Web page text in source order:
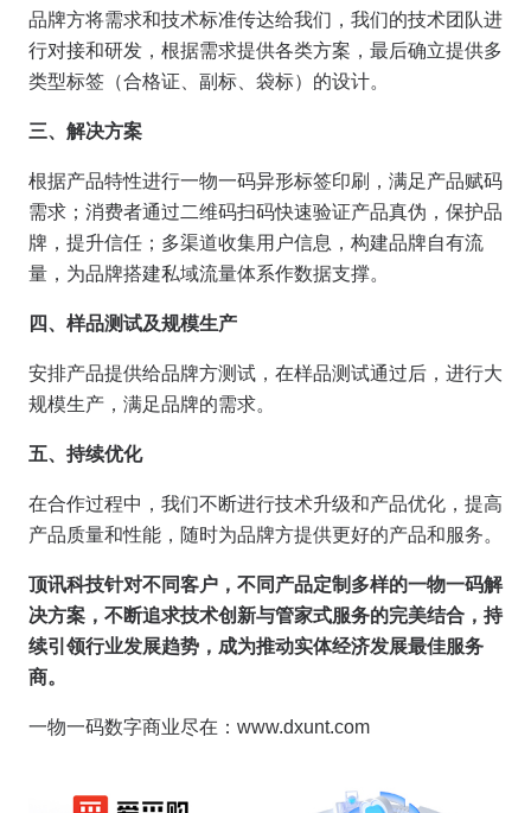
品牌方将需求和技术标准传达给我们，我们的技术团队进
行对接和研发，根据需求提供各类方案，最后确立提供多
类型标签（合格证、副标、袋标）的设计。
三、解决方案
根据产品特性进行一物一码异形标签印刷，满足产品赋码
需求；消费者通过二维码扫码快速验证产品真伪，保护品
牌，提升信任；多渠道收集用户信息，构建品牌自有流
量，为品牌搭建私域流量体系作数据支撑。
四、样品测试及规模生产
安排产品提供给品牌方测试，在样品测试通过后，进行大
规模生产，满足品牌的需求。
五、持续优化
在合作过程中，我们不断进行技术升级和产品优化，提高
产品质量和性能，随时为品牌方提供更好的产品和服务。
顶讯科技针对不同客户，不同产品定制多样的一物一码解
决方案，不断追求技术创新与管家式服务的完美结合，持
续引领行业发展趋势，成为推动实体经济发展最佳服务
商。
一物一码数字商业尽在：www.dxunt.com